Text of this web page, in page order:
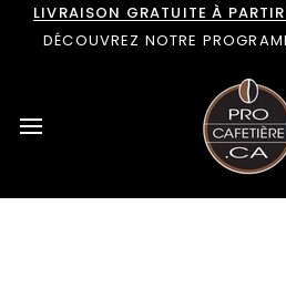
Passer
contenu
LIVRAISON GRATUITE À
DÉCOUVREZ NOTRE